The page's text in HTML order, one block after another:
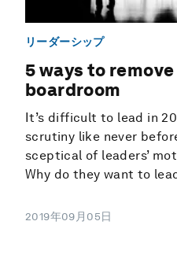
リーダーシップ
5 ways to
boardroom
It’s difficult to lead in
scrutiny like never
sceptical of leaders’
Why do they want to
2019年09月05日